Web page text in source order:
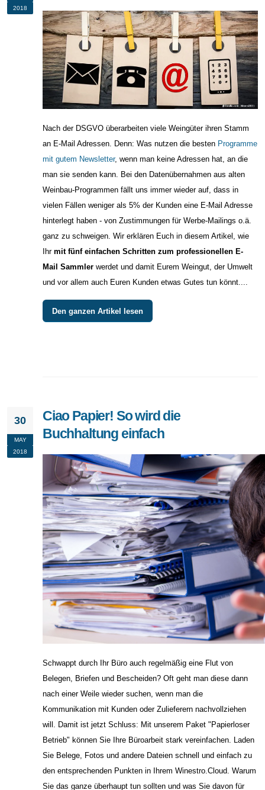
2018
Nach der DSGVO überarbeiten viele Weingüter ihren Stamm
an E-Mail Adressen. Denn: Was nutzen die besten Programme
mit gutem Newsletter, wenn man keine Adressen hat, an die
man sie senden kann. Bei den Datenübernahmen aus alten
Weinbau-Programmen fällt uns immer wieder auf, dass in
vielen Fällen weniger als 5% der Kunden eine E-Mail Adresse
hinterlegt haben - von Zustimmungen für Werbe-Mailings o.ä.
ganz zu schweigen. Wir erklären Euch in diesem Artikel, wie
Ihr mit fünf einfachen Schritten zum professionellen E-
Mail Sammler werdet und damit Eurem Weingut, der Umwelt
und vor allem auch Euren Kunden etwas Gutes tun könnt....
Den ganzen Artikel lesen
30
MAY
2018
Ciao Papier! So wird die
Buchhaltung einfach
Schwappt durch Ihr Büro auch regelmäßig eine Flut von
Belegen, Briefen und Bescheiden? Oft geht man diese dann
nach einer Weile wieder suchen, wenn man die
Kommunikation mit Kunden oder Zulieferern nachvollziehen
will. Damit ist jetzt Schluss: Mit unserem Paket "Papierloser
Betrieb" können Sie Ihre Büroarbeit stark vereinfachen. Laden
Sie Belege, Fotos und andere Dateien schnell und einfach zu
den entsprechenden Punkten in Ihrem Winestro.Cloud. Warum
Sie das ganze überhaupt tun sollten und was Sie davon für